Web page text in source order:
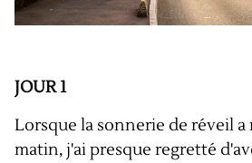
JOUR 1
Lorsque la sonnerie de réveil
matin, j'ai presque regretté